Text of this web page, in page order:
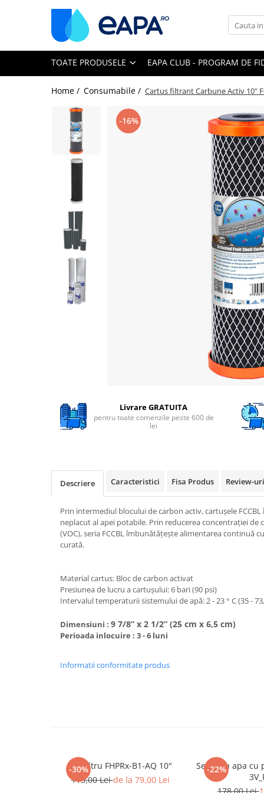
Toate Produsele
Dedurizare
Dedurizator tip Cabinet
Dedurizator Simplex
Dedurizator Duplex
Filtre Big Blue 10"
Filtre Big Blue 20"
Filtre Cintropur
Sisteme duplex / triplex
Cartuse Big Blue 20"
Seturi de cartuse
Cartuse diverse
Cartuse atipice
Lampi UV de schimb
Sterilizare cu UV
Sisteme fara pompa de presiune
Deferizare cu Pyrolox
TOATE PRODUSELE EAPA CLUB - PROGRAM DE
Home / Consumabile / Cartus filtrant Carbune Activ 10"
-16%
Livrare GRATUITA
pentru toate comenzile peste 600 de
lei
Descriere Caracteristici Fisa Produs Review-uri
Prin intermediul blocului de carbon activ, cartușele
neplacut al apei potabile. Prin reducerea concentrației de
(VOC), seria FCCBL îmbunătățește alimentarea continuă
curată.
Material cartus: Bloc de carbon activat
Presiunea de lucru a cartușului: 6 bari (90 psi)
Intervalul temperaturii sistemului de apă: 2 - 23 ° C (35 -
Dimensiuni : 9 7/8” x 2 1/2” (25 cm x 6,5 cm)
Perioada inlocuire : 3 - 6 luni
Informatii conformitate produs
-30%
Set filtru FHPRx-B1-AQ 10"
113,00 Leide la 79,00 Lei
-22%
Set filtru apa cu